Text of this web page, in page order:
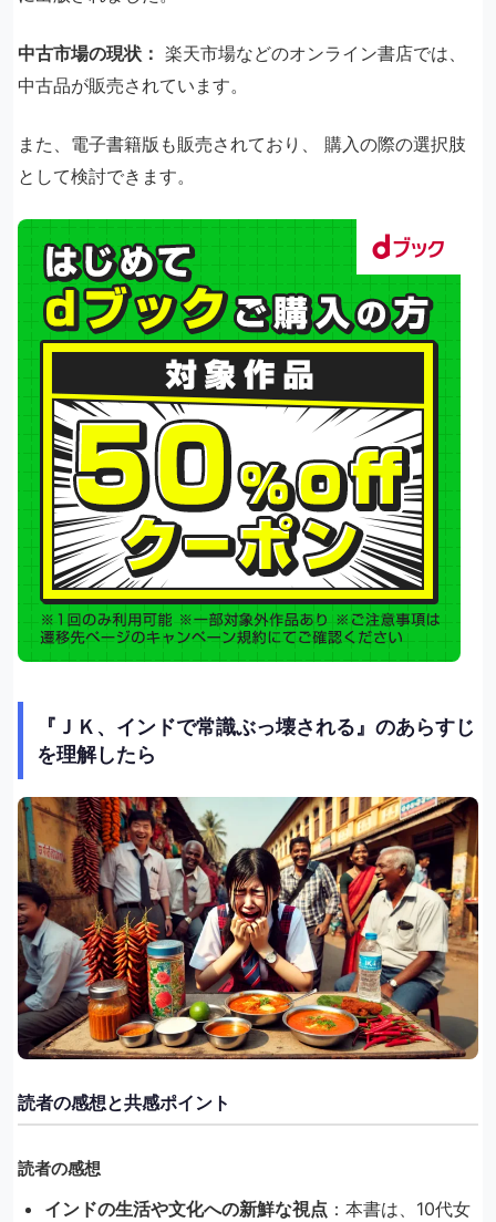
中古市場の現状： 楽天市場などのオンライン書店では、
中古品が販売されています。 ​
また、電子書籍版も販売されており、 ​購入の際の選択肢
として検討できます。​
『ＪＫ、インドで常識ぶっ壊される』のあらすじ
を理解したら
読者の感想と共感ポイント
読者の感想
インドの生活や文化への新鮮な視点 ：​本書は、10代女